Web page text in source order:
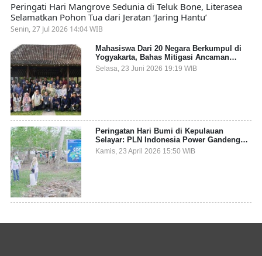
Peringati Hari Mangrove Sedunia di Teluk Bone, Literasea
Selamatkan Pohon Tua dari Jeratan ‘Jaring Hantu’
Senin, 27 Jul 2026 14:04 WIB
Mahasiswa Dari 20 Negara Berkumpul di
Yogyakarta, Bahas Mitigasi Ancaman
Kesehatan Global
Selasa, 23 Juni 2026 19:19 WIB
Peringatan Hari Bumi di Kepulauan
Selayar: PLN Indonesia Power Gandeng
Pemda dan Komunitas, Giatkan Restorasi
Mangrove
Kamis, 23 April 2026 15:50 WIB